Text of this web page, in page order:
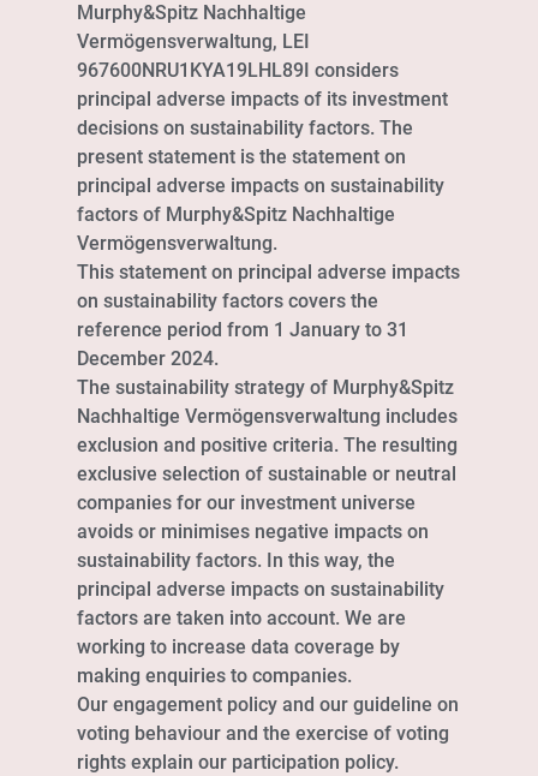
Murphy&Spitz Nachhaltige
Vermögensverwaltung, LEI
967600NRU1KYA19LHL89I considers
principal adverse impacts of its investment
decisions on sustainability factors. The
present statement is the statement on
principal adverse impacts on sustainability
factors of Murphy&Spitz Nachhaltige
Vermögensverwaltung.
This statement on principal adverse impacts
on sustainability factors covers the
reference period from 1 January to 31
December 2024.
The sustainability strategy of Murphy&Spitz
Nachhaltige Vermögensverwaltung includes
exclusion and positive criteria. The resulting
exclusive selection of sustainable or neutral
companies for our investment universe
avoids or minimises negative impacts on
sustainability factors. In this way, the
principal adverse impacts on sustainability
factors are taken into account. We are
working to increase data coverage by
making enquiries to companies.
Our engagement policy and our guideline on
voting behaviour and the exercise of voting
rights explain our participation policy.